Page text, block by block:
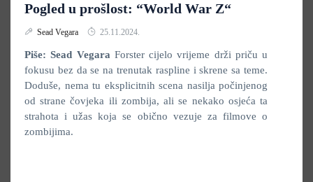
Pogled u prošlost: “World War Z“
Sead Vegara 25.11.2024.
Piše: Sead Vegara Forster cijelo vrijeme drži priču u
fokusu bez da se na trenutak raspline i skrene sa teme.
Doduše, nema tu eksplicitnih scena nasilja počinjenog
od strane čovjeka ili zombija, ali se nekako osjeća ta
strahota i užas koja se obično vezuje za filmove o
zombijima.